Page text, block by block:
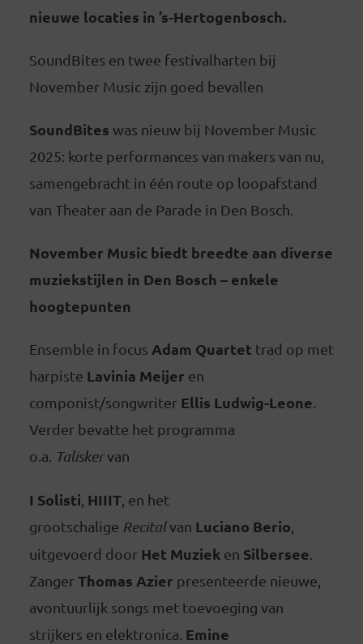
nieuwe locaties in ’s-Hertogenbosch.
SoundBites en twee festivalharten bij
November Music zijn goed bevallen
SoundBites was nieuw bij November Music
2025: korte performances van makers van nu,
samengebracht in één route op loopafstand
van Theater aan de Parade in Den Bosch.
November Music biedt breedte aan diverse
muziekstijlen in Den Bosch – enkele
hoogtepunten
Ensemble in focus Adam Quartet trad op met
harpiste Lavinia Meijer en
componist/songwriter Ellis Ludwig-Leone
Verder bevatte het programma
o.a. Taliskervan
I Solisti HIIIT, en het
grootschalige Recitalvan Luciano Berio
uitgevoerd doorHet Muziek en Silbersee
ZangerThomas Azier presenteerde nieuwe,
avontuurlijk songs met toevoeging van
strijkers en elektronica. Emine